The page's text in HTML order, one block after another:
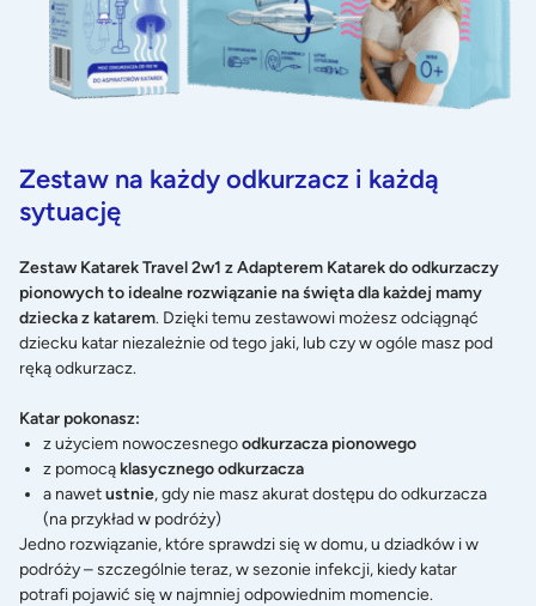
Zestaw na każdy odkurzacz i każdą
sytuację
Zestaw Katarek Travel 2w1 z Adapterem Katarek do odkurzaczy
pionowych to idealne rozwiązanie na święta dla każdej mamy
dziecka z katarem. Dzięki temu zestawowi możesz odciągnąć
dziecku katar niezależnie od tego jaki, lub czy w ogóle masz pod
ręką odkurzacz.
Katar pokonasz:
z użyciem nowoczesnegoodkurzacza pionowego
z pomocąklasycznego odkurzacza
a nawetustnie, gdy nie masz akurat dostępu do odkurzacza
(na przykład w podróży)
Jedno rozwiązanie, które sprawdzi się w domu, u dziadków i w
podróży – szczególnie teraz, w sezonie infekcji, kiedy katar
potrafi pojawić się w najmniej odpowiednim momencie.